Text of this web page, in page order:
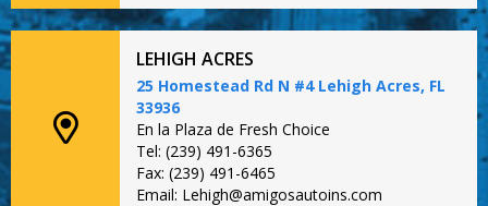
LEHIGH ACRES
25 Homestead Rd N #4 Lehigh Acres, FL
33936
En la Plaza de Fresh Choice
Tel: (239) 491-6365
Fax: (239) 491-6465
Email: Lehigh@amigosautoins.com